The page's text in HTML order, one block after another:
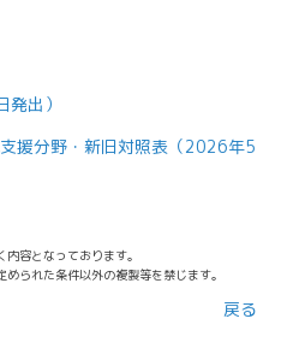
出）
援分野・新旧対照表（2026年5
容となっております。
られた条件以外の複製等を禁じます。
戻る